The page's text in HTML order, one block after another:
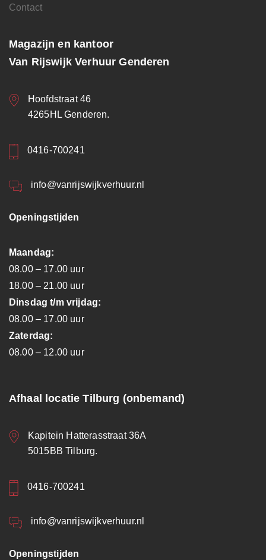
Contact
Magazijn en kantoor
Van Rijswijk Verhuur Genderen
Hoofdstraat 46
4265HL Genderen.
0416-700241
info@vanrijswijkverhuur.nl
Openingstijden
Maandag:
08.00 – 17.00 uur
18.00 – 21.00 uur
Dinsdag t/m vrijdag:
08.00 – 17.00 uur
Zaterdag:
08.00 – 12.00 uur
Afhaal locatie Tilburg (onbemand)
Kapitein Hatterasstraat 36A
5015BB Tilburg.
0416-700241
info@vanrijswijkverhuur.nl
Openingstijden